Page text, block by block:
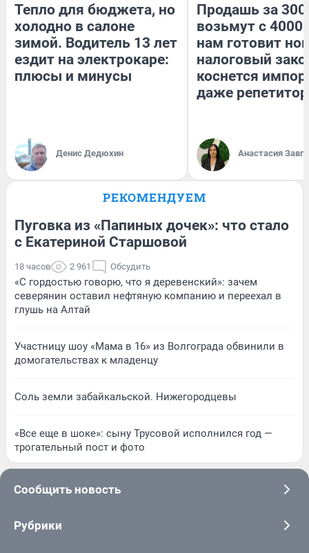
Тепло для бюджета, но
холодно в салоне
зимой. Водитель 13 лет
ездит на электрокаре:
плюсы и минусы
Денис Дедюхин
Продашь за
возьмут с
нам готовит
налоговый
коснется
даже
Анастасия
РЕКОМЕНДУЕМ
Пуговка из «Папиных дочек»: что стало
с Екатериной Старшовой
18 часов 2 961 Обсудить
«С гордостью говорю, что я деревенский»: зачем
северянин оставил нефтяную компанию и переехал в
глушь на Алтай
Участницу шоу «Мама в 16» из Волгограда обвинили в
домогательствах к младенцу
Соль земли забайкальской. Нижегородцевы
«Все еще в шоке»: сыну Трусовой исполнился год —
трогательный пост и фото
Сообщить новость
Рубрики